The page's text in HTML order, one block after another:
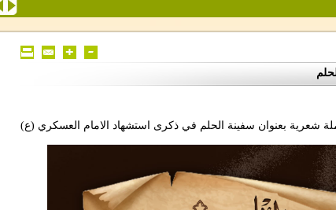
شعرية بعنوان سفينة الحلم في ذكرى استشهاد الامام العسكري (ع)